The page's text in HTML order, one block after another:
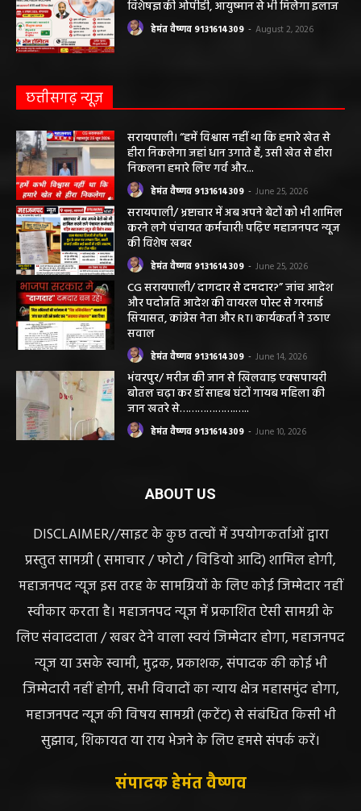
विशेषज्ञ की ओपीडी, आयुष्मान से भी मिलेगा इलाज
हेमंत वैष्णव 9131614309 - August 2, 2026
छत्तीसगढ़ न्यूज़
सरायपाली। “हमें विश्वास नहीं था कि हमारे खेत से
हीरा निकलेगा जहां धान उगाते हैं, उसी खेत से हीरा
निकलना हमारे लिए गर्व और...
हेमंत वैष्णव 9131614309 - June 25, 2026
सरायपाली/ भ्रष्टाचार में अब अपने बेटों को भी शामिल
करने लगे पंचायत कर्मचारी! पढ़िए महाजनपद न्यूज
की विशेष खबर
हेमंत वैष्णव 9131614309 - June 25, 2026
CG सरायपाली/ दागदार से दमदार?” जांच आदेश
और पदोन्नति आदेश की वायरल पोस्ट से गरमाई
सियासत, कांग्रेस नेता और RTI कार्यकर्ता ने उठाए
सवाल
हेमंत वैष्णव 9131614309 - June 14, 2026
भंवरपुर/ मरीज की जान से खिलवाड़ एक्सपायरी
बोतल चढ़ा कर डॉ साहब घंटों गायब महिला की
जान खतरे से……………….…..
हेमंत वैष्णव 9131614309 - June 10, 2026
ABOUT US
DISCLAIMER//साइट के कुछ तत्वों में उपयोगकर्ताओं द्वारा
प्रस्तुत सामग्री ( समाचार / फोटो / विडियो आदि) शामिल होगी,
महाजनपद न्यूज इस तरह के सामग्रियों के लिए कोई जिम्मेदार नहीं
स्वीकार करता है। महाजनपद न्यूज में प्रकाशित ऐसी सामग्री के
लिए संवाददाता / खबर देने वाला स्वयं जिम्मेदार होगा, महाजनपद
न्यूज या उसके स्वामी, मुद्रक, प्रकाशक, संपादक की कोई भी
जिम्मेदारी नहीं होगी, सभी विवादों का न्याय क्षेत्र महासमुंद होगा,
महाजनपद न्यूज की विषय सामग्री (कटेंट) से संबंधित किसी भी
सुझाव, शिकायत या राय भेजने के लिए हमसे संपर्क करें।
संपादक हेमंत वैष्णव